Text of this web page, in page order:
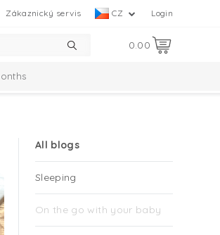
Login
CZ
Zákaznický servis
0.00
All blogs
Sleeping
On the go with your baby